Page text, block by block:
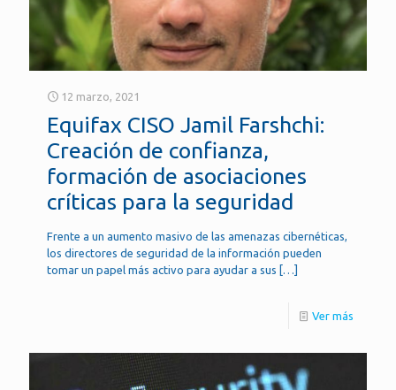
12 marzo, 2021
Equifax CISO Jamil Farshchi:
Creación de confianza,
formación de asociaciones
críticas para la seguridad
Frente a un aumento masivo de las amenazas cibernéticas,
los directores de seguridad de la información pueden
tomar un papel más activo para ayudar a sus […]
Ver más